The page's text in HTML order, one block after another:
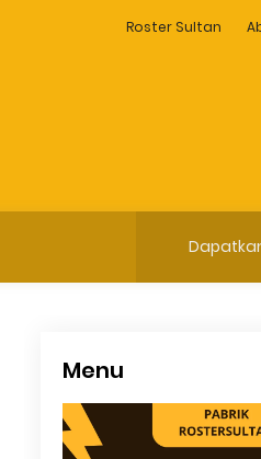
Roster Sultan
Menu